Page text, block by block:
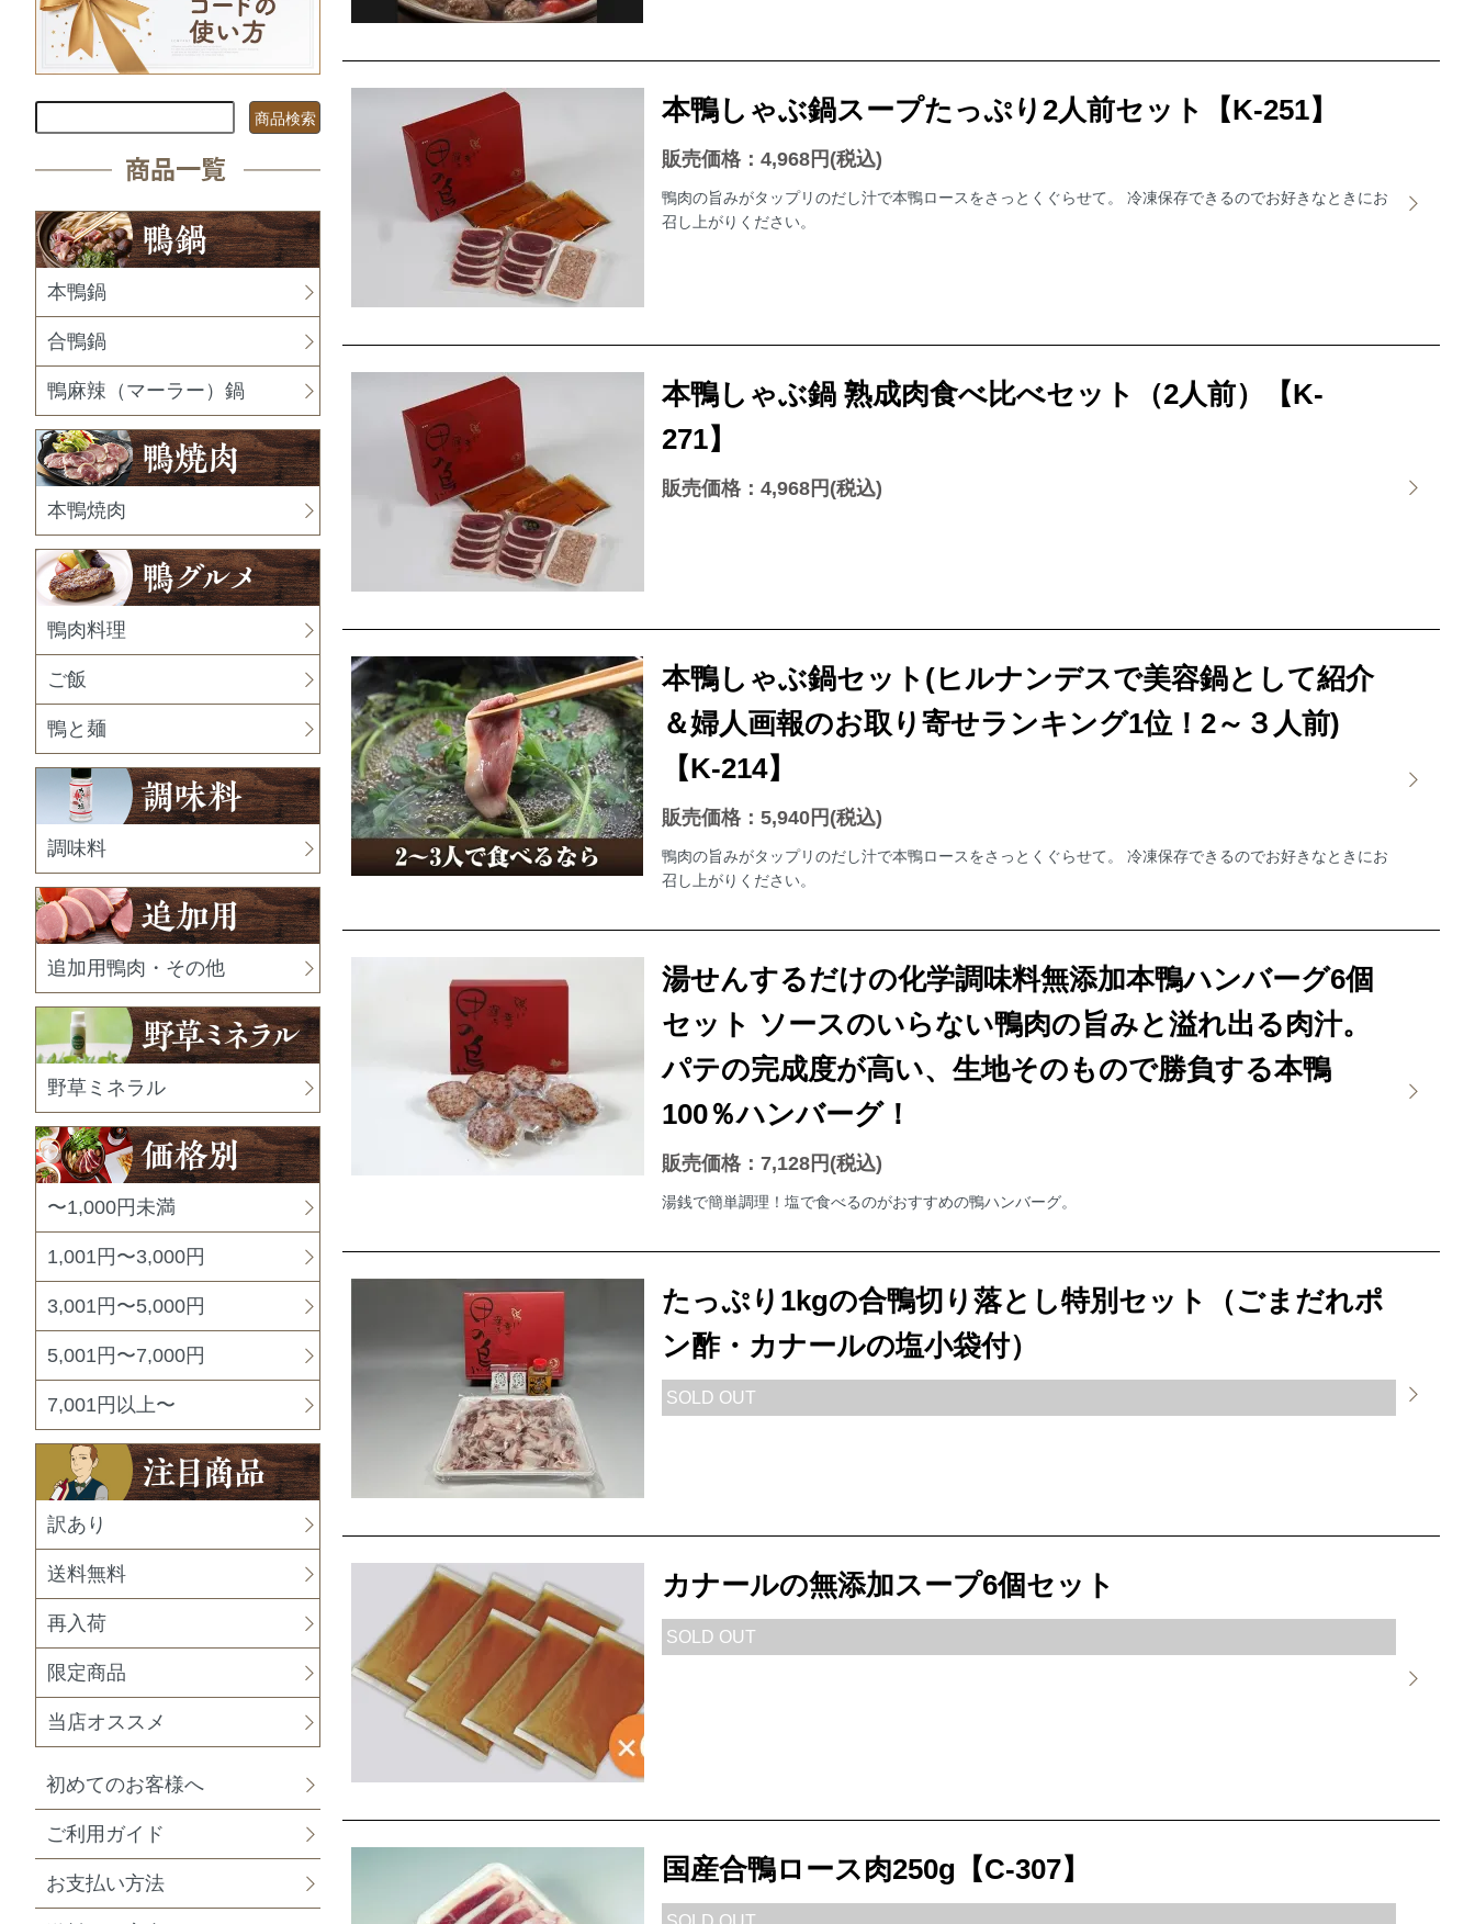
本鴨しゃぶ鍋スープたっぷり2人前セット【K-251】
販売価格：4,968円(税込)
鴨肉の旨みがタップリのだし汁で本鴨ロースをさっとくぐらせて。 冷凍保存できるのでお好きなときにお
召し上がりください。
本鴨しゃぶ鍋 熟成肉食べ比べセット（2人前）【K-
271】
販売価格：4,968円(税込)
本鴨しゃぶ鍋セット(ヒルナンデスで美容鍋として紹介
＆婦人画報のお取り寄せランキング1位！2～３人前)
【K-214】
販売価格：5,940円(税込)
鴨肉の旨みがタップリのだし汁で本鴨ロースをさっとくぐらせて。 冷凍保存できるのでお好きなときにお
召し上がりください。
湯せんするだけの化学調味料無添加本鴨ハンバーグ6個
セット ソースのいらない鴨肉の旨みと溢れ出る肉汁。
パテの完成度が高い、生地そのもので勝負する本鴨
100％ハンバーグ！
販売価格：7,128円(税込)
湯銭で簡単調理！塩で食べるのがおすすめの鴨ハンバーグ。
たっぷり1kgの合鴨切り落とし特別セット（ごまだれポ
ン酢・カナールの塩小袋付）
SOLD OUT
カナールの無添加スープ6個セット
SOLD OUT
国産合鴨ロース肉250g【C-307】
本鴨鍋
合鴨鍋
鴨麻辣（マーラー）鍋
本鴨焼肉
鴨肉料理
ご飯
鴨と麺
調味料
追加用鴨肉・その他
野草ミネラル
〜1,000円未満
1,001円〜3,000円
3,001円〜5,000円
5,001円〜7,000円
7,001円以上〜
訳あり
送料無料
再入荷
限定商品
当店オススメ
初めてのお客様へ
ご利用ガイド
お支払い方法